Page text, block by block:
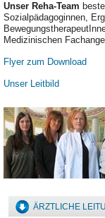
Unser Reha-Team
Sozialpädagoginnen,
Medizinischen
Flyer zum Download
Unser Leitbild
ÄRZTLICHE